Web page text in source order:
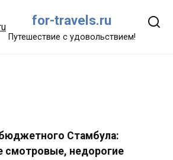
for-travels.ru
Путешествие с удовольствием!
Стамбула:
смотровые, недорогие